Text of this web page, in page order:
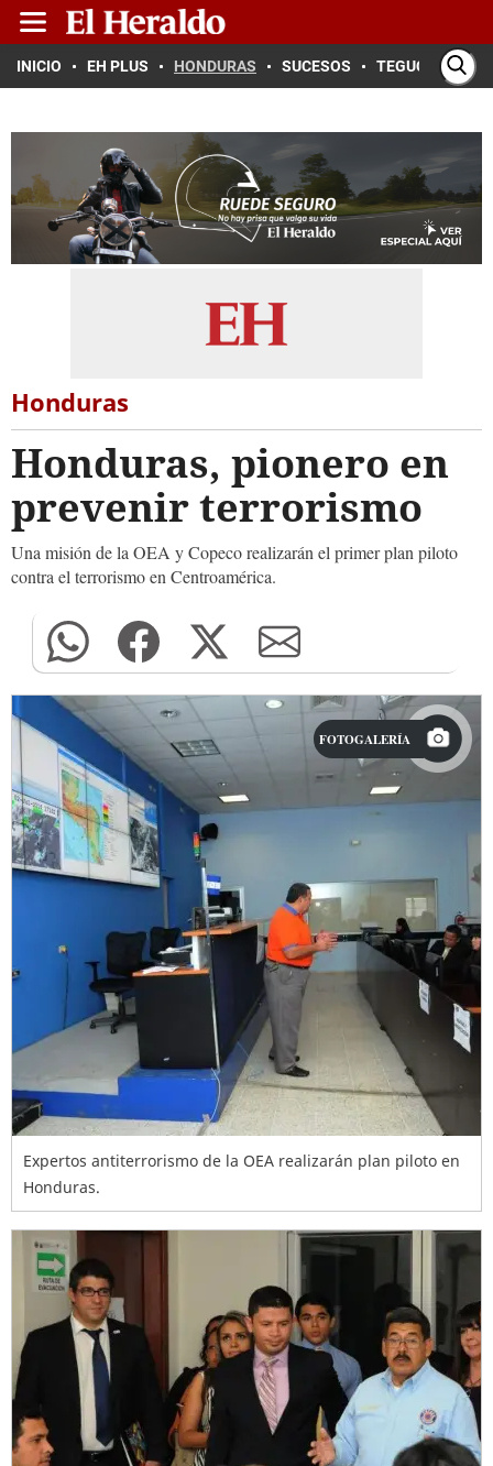
INICIO EH PLUS HONDURAS SUCESOS TEGUCIGALPA
Honduras
Honduras, pionero en
prevenir terrorismo
Una misión de la OEA y Copeco realizarán el primer plan piloto
contra el terrorismo en Centroamérica.
FOTOGALERÍA
Expertos antiterrorismo de la OEA realizarán plan piloto en
Honduras.